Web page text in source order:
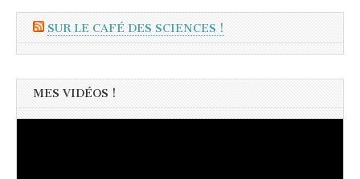
SUR LE CAFÉ DES SCIENCES !
MES VIDÉOS !